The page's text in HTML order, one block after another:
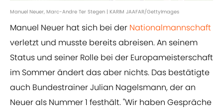
Manuel Neuer, Marc-Andre Ter Stegen | KARIM JAAFAR/GettyImages
Manuel Neuer hat sich bei der Nationalmannschaft
verletzt und musste bereits abreisen. An seinem
Status und seiner Rolle bei der Europameisterschaft
im Sommer ändert das aber nichts. Das bestätigte
auch Bundestrainer Julian Nagelsmann, der an
Neuer als Nummer 1 festhält. "Wir haben Gespräche